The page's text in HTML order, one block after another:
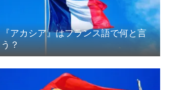
『アカシア』はフランス語で何と言
う？